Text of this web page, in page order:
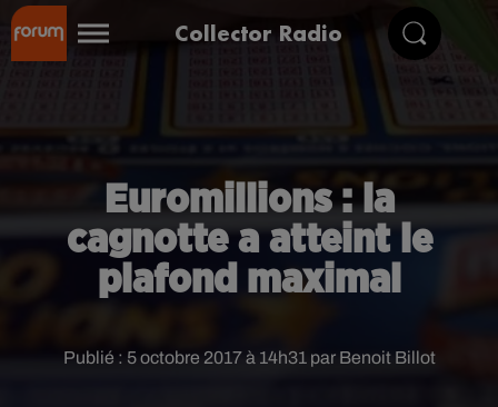
Collector Radio
Euromillions : la
cagnotte a atteint le
plafond maximal
Publié : 5 octobre 2017 à 14h31 par Benoit Billot